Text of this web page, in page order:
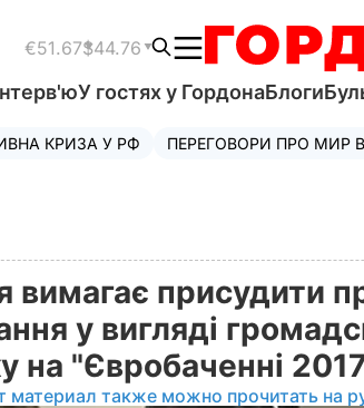
€51.67$44.76
У гостях у ГордонаБлоги
КРИЗА У РФ ПЕРЕГОВОРИ ПРО МИР В
вимагає присудити
у вигляді
на "Євробаченні
материал также можно прочитать на